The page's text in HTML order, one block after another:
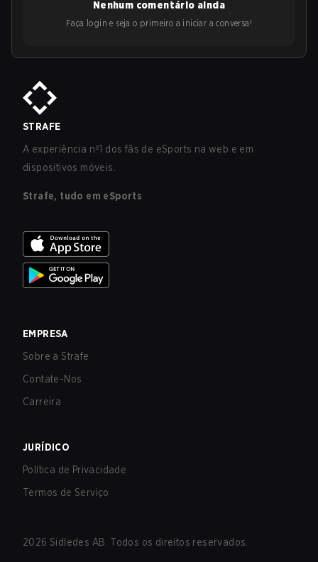
Nenhum comentário ainda
Faça login e seja o primeiro a iniciar a conversa!
STRAFE
A experiência nº1 dos fãs de eSports na web e em
dispositivos móveis.
Strafe, tudo em eSports
EMPRESA
Sobre a Strafe
Contate-Nos
Carreira
JURÍDICO
Política de Privacidade
Termos de Serviço
2026 Sidledes AB. Todos os direitos reservados.